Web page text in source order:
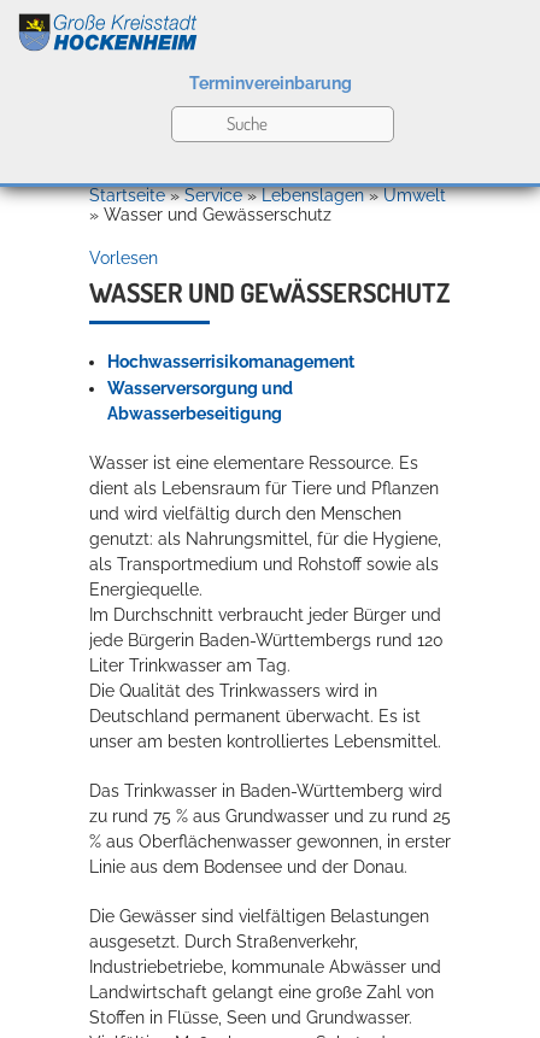
Kultur
Bildung
Wirtschaft
Rathaus
Service
Terminvereinbarung
Willkommen in Hockenheim
Konzerte, Tagungen und vieles mehr
mehr dazu...
Startseite»Service»Lebenslagen»Umwelt
» Wasser und Gewässerschutz
Vorlesen
WASSER UND GEWÄSSERSCHUTZ
Hochwasserrisikomanagement
Wasserversorgung und
Abwasserbeseitigung
Wasser ist eine elementare Ressource. Es
dient als Lebensraum für Tiere und Pflanzen
und wird vielfältig durch den Menschen
genutzt: als Nahrungsmittel, für die Hygiene,
als Transportmedium und Rohstoff sowie als
Energiequelle.
Im Durchschnitt verbraucht jeder Bürger und
jede Bürgerin Baden-Württembergs rund 120
Liter Trinkwasser am Tag.
Die Qualität des Trinkwassers wird in
Deutschland permanent überwacht. Es ist
unser am besten kontrolliertes Lebensmittel.
Das Trinkwasser in Baden-Württemberg wird
zu rund 75 % aus Grundwasser und zu rund 25
% aus Oberflächenwasser gewonnen, in erster
Linie aus dem Bodensee und der Donau.
Die Gewässer sind vielfältigen Belastungen
ausgesetzt. Durch Straßenverkehr,
Industriebetriebe, kommunale Abwässer und
Landwirtschaft gelangt eine große Zahl von
Stoffen in Flüsse, Seen und Grundwasser.